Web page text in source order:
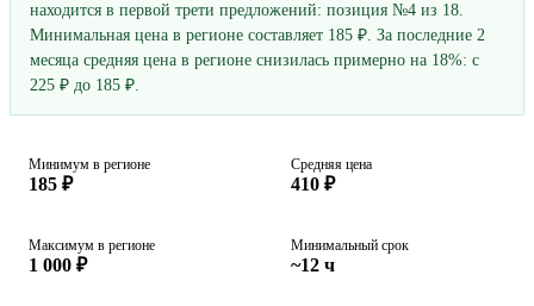
находится в первой трети предложений: позиция №4 из 18.
Минимальная цена в регионе составляет 185 ₽. За последние 2
месяца средняя цена в регионе снизилась примерно на 18%: с
225 ₽ до 185 ₽.
Минимум в регионе
185 ₽
Средняя цена
410 ₽
Максимум в регионе
1 000 ₽
Минимальный срок
~12 ч